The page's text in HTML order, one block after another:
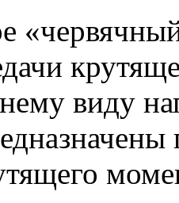
виду